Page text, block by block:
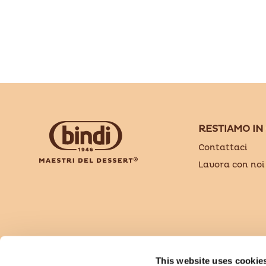
This website uses
RESTIAMO IN
Contattaci
Lavora con noi
Bindi Dessert è un brand di Sammontana Italia